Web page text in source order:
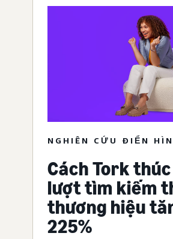
NGHIÊN CỨU ĐIỂN
Cách Tork
lượt tìm kiếm
thương hiệu
225%